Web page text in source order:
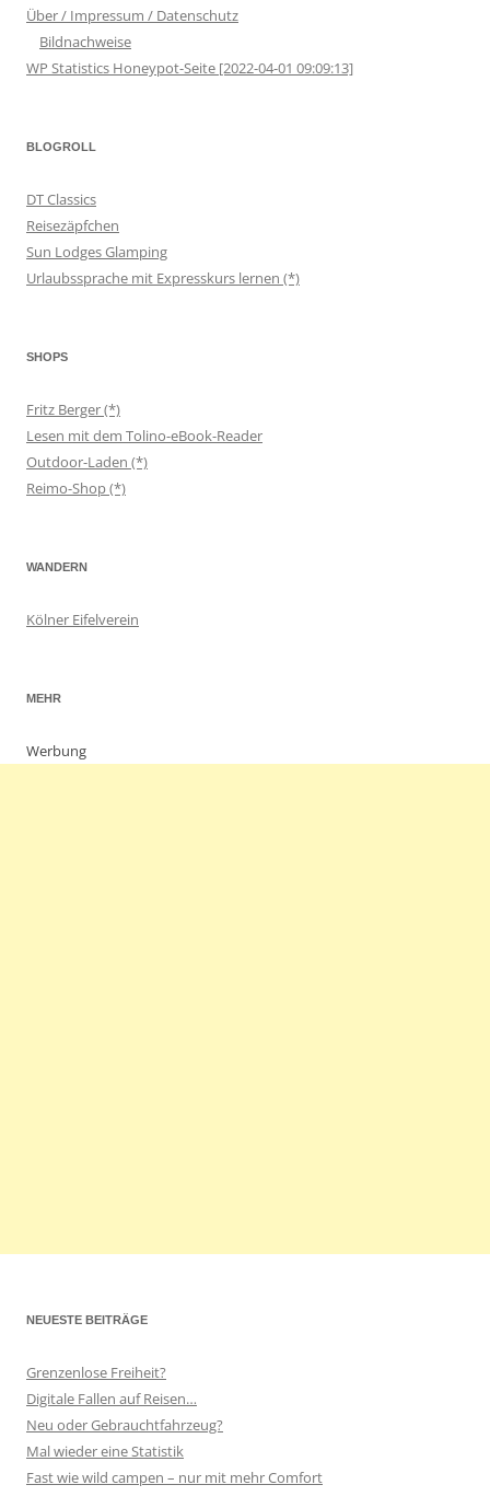
Über / Impressum / Datenschutz
Bildnachweise
WP Statistics Honeypot-Seite [2022-04-01 09:09:13]
BLOGROLL
DT Classics
Reisezäpfchen
Sun Lodges Glamping
Urlaubssprache mit Expresskurs lernen (*)
SHOPS
Fritz Berger (*)
Lesen mit dem Tolino-eBook-Reader
Outdoor-Laden (*)
Reimo-Shop (*)
WANDERN
Kölner Eifelverein
MEHR
Werbung
NEUESTE BEITRÄGE
Grenzenlose Freiheit?
Digitale Fallen auf Reisen…
Neu oder Gebrauchtfahrzeug?
Mal wieder eine Statistik
Fast wie wild campen – nur mit mehr Comfort